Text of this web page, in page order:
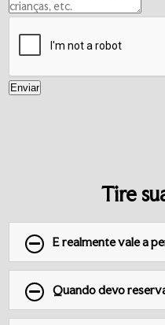
Enviar
Tire
E realmente vale a
Quando devo